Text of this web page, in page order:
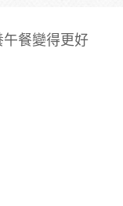
餐變得更好